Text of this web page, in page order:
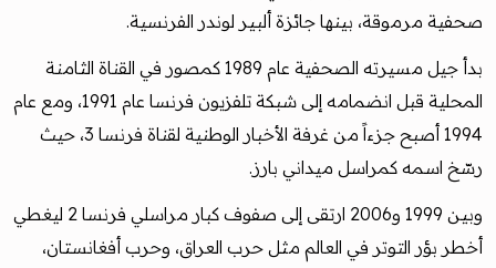
صحفية مرموقة، بينها جائزة ألبير لوندر الفرنسية.
بدأ جيل مسيرته الصحفية عام 1989 كمصور في القناة الثامنة
المحلية قبل انضمامه إلى شبكة تلفزيون فرنسا عام 1991، ومع عام
1994 أصبح جزءاً من غرفة الأخبار الوطنية لقناة فرنسا 3، حيث
رسّخ اسمه كمراسل ميداني بارز.
وبين 1999 و2006 ارتقى إلى صفوف كبار مراسلي فرنسا 2 ليغطي
أخطر بؤر التوتر في العالم مثل حرب العراق، وحرب أفغانستان،